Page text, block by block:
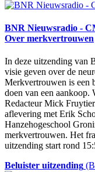
BNR Nieuwsradio -
Over merkvertrouwen
In deze uitzending van
visie geven over de
Merkvertrouwen is een
doen van een aankoop.
Redacteur Mick
aflevering met Erik
Hanzehogeschool
merkvertrouwen. Het
uitzending start rond
Beluister uitzending